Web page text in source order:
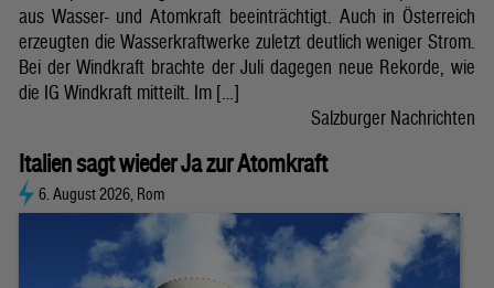
aus Wasser- und Atomkraft beeinträchtigt. Auch in Österreich
erzeugten die Wasserkraftwerke zuletzt deutlich weniger Strom.
Bei der Windkraft brachte der Juli dagegen neue Rekorde, wie
die IG Windkraft mitteilt. Im […]
Salzburger Nachrichten
Italien sagt wieder Ja zur Atomkraft
6. August 2026, Rom